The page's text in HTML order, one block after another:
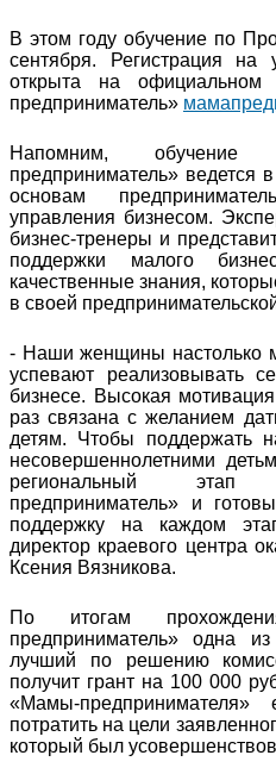
В этом году обучение по
сентября. Регистрация
открыта на официальном
предприниматель»
Напомним,
предприниматель» ведется
основам
управления бизнесом.
бизнес-тренеры и
поддержки малого
качественные знания,
в своей
- Наши женщины настолько
успевают реализовывать
бизнесе. Высокая
раз связана с желанием
детям. Чтобы поддержать
несовершеннолетними
региональный
предприниматель» и
поддержку на каждом
директор краевого центра
Ксения Вязникова.
По итогам
предприниматель» одна
лучший по решению
получит грант на 100 000
«Мамы-
потратить на цели
который был